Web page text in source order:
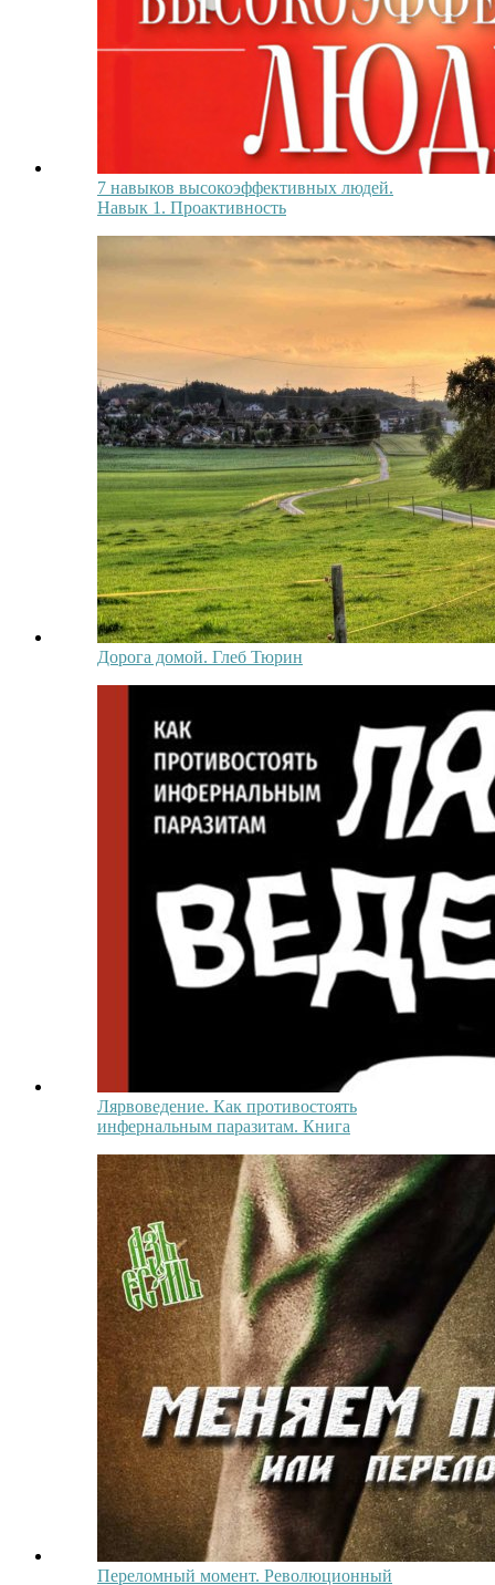
7 навыков высокоэффективных людей.
Навык 1. Проактивность
Дорога домой. Глеб Тюрин
Лярвоведение. Как противостоять
инфернальным паразитам. Книга
Переломный момент. Революционный